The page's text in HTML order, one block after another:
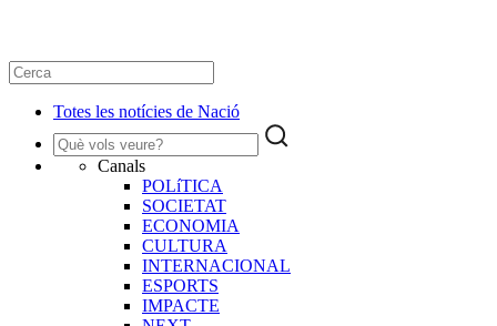
Totes les notícies de Nació
Canals
POLíTICA
SOCIETAT
ECONOMIA
CULTURA
INTERNACIONAL
ESPORTS
IMPACTE